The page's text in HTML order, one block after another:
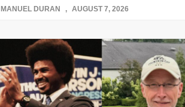
MANUEL DURAN AUGUST 7, 2026